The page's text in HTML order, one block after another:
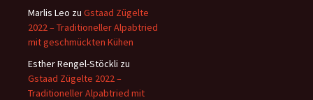
Marlis Leo zu Gstaad Zügelte
2022 – Traditioneller Alpabtried
mit geschmückten Kühen
Esther Rengel-Stöckli zu
Gstaad Zügelte 2022 –
Traditioneller Alpabtried mit